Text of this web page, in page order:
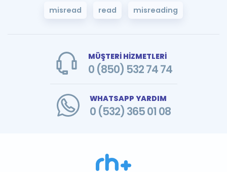
misread read misreading
MÜŞTERİ HİZMETLERİ
0 (850) 532 74 74
WHATSAPP YARDIM
0 (532) 365 01 08